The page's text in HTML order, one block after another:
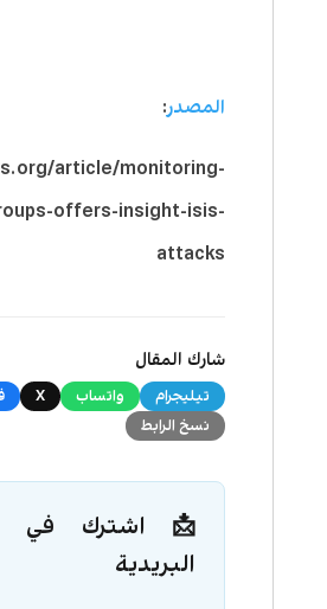
المصدر:
article/monitoring-
offers-insight-isis-
attacks
شارك المقال
تيليجرام واتساب X
نسخ الرابط
📩 اشترك في
البريدية